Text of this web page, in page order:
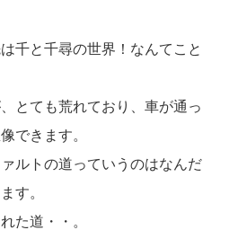
千と千尋の世界！なんてこと
とても荒れており、車が通っ
できます。
ルトの道っていうのはなんだ
す。
た道・・。